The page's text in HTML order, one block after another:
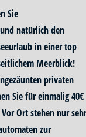
Sie
natürlich den
in einer top
Meerblick!
privaten
Sie für einmalig 40€
Ort stehen nur sehr
zur